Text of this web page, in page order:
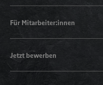
Für Mitarbeiter:innen
Jetzt bewerben